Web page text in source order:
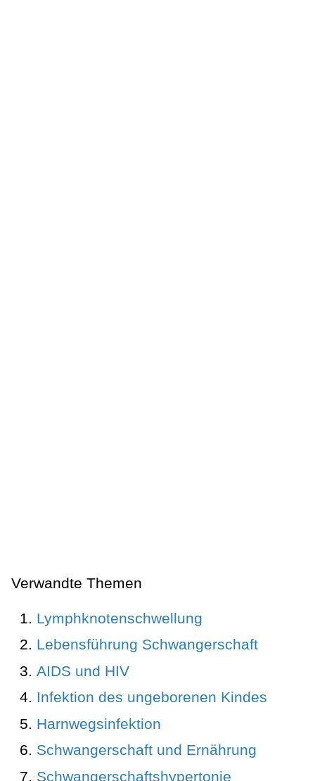
Verwandte Themen
Lymphknotenschwellung
Lebensführung Schwangerschaft
AIDS und HIV
Infektion des ungeborenen Kindes
Harnwegsinfektion
Schwangerschaft und Ernährung
Schwangerschaftshypertonie